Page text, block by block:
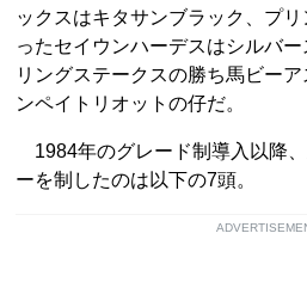
ックスはキタサンブラック、プ
ったセイウンハーデスはシルバ
リングステークスの勝ち馬ビー
ンペイトリオットの仔だ。
1984年のグレード制導入以降
ーを制したのは以下の7頭。